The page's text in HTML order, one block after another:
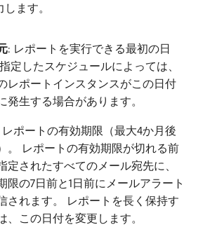
します。
: レポートを実行できる最初の日
定したスケジュールによっては、
レポートインスタンスがこの日付
発生する場合があります。
レポートの有効期限（最大4か月後
。 レポートの有効期限が切れる前
定されたすべてのメール宛先に、
限の7日前と1日前にメールアラート
されます。 レポートを長く保持す
、この日付を変更します。